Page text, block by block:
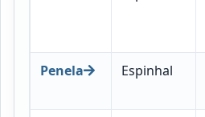
Penela Espinhal